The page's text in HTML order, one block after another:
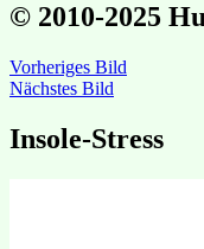
© 2010-2025
Vorheriges Bild
Nächstes Bild
Insole-Stress